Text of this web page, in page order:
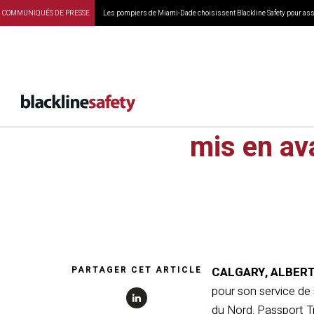
COMMUNIQUÉS DE PRESSE Les pompiers de Miami-Dade choisissent Blackline Safety pour
mis en
PARTAGER CET ARTICLE
CALGARY,
pour son service
du Nord. Passport